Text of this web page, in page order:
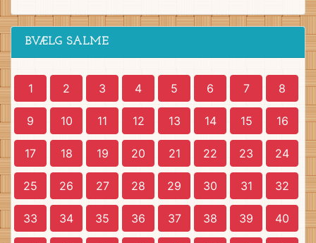
BVÆLG SALME
1 2 3 4 5 6 7 8
9 10 11 12 13 14 15 16
17 18 19 20 21 22 23 24
25 26 27 28 29 30 31 32
33 34 35 36 37 38 39 40